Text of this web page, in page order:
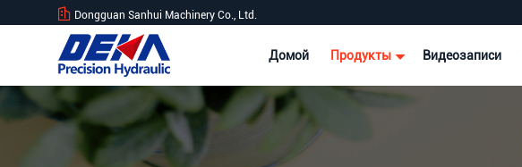
Dongguan Sanhui Machinery Co., Ltd.
Домой Продукты Видеозаписи